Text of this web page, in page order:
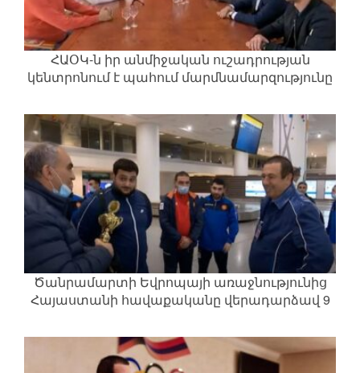
ՀԱՕԿ-ն իր անմիջական ուշադրության
կենտրոնում է պահում մարմնամարզությունը
Ծանրամարտի Եվրոպայի առաջնությունից
Հայաստանի հավաքականը վերադարձավ 9